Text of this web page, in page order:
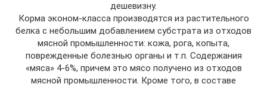
дешевизну.
Корма эконом-класса производятся из растительного
белка с небольшим добавлением субстрата из отходов
мясной промышленности: кожа, рога, копыта,
поврежденные болезнью органы и т.п. Содержания
«мяса» 4-6%, причем это мясо получено из отходов
мясной промышленности. Кроме того, в составе